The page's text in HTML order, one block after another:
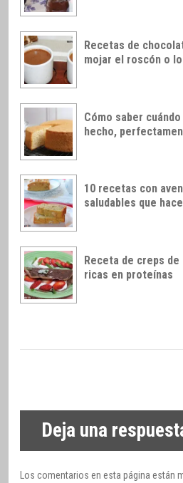
Recetas de
mojar el roscón o
Cómo saber
hecho,
10 recetas con
saludables que
Receta de creps
ricas en proteínas
Deja una
Los comentarios en esta página están